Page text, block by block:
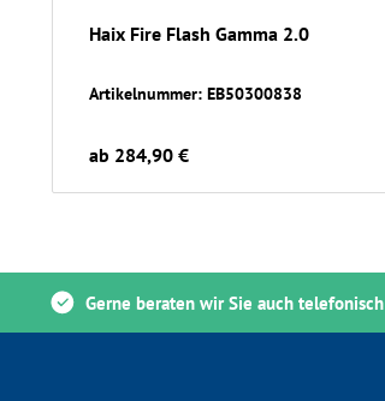
Haix Fire Flash Gamma 2.0
Artikelnummer: EB50300838
ab 284,90 €
Gerne beraten wir Sie auch telefonisch